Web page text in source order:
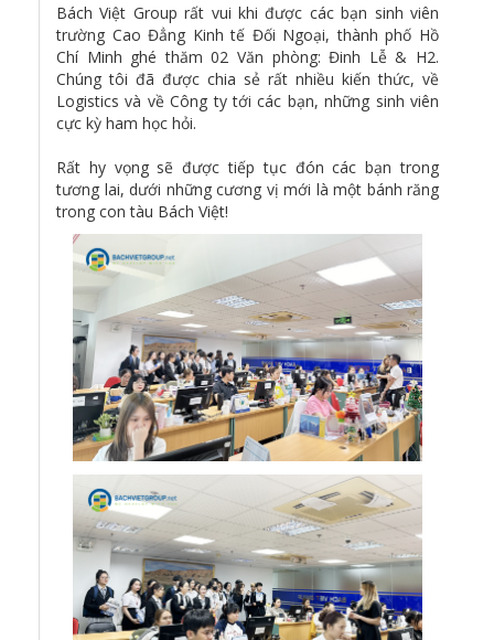
Bách Việt Group rất vui khi được các bạn sinh viên
trường Cao Đẳng Kinh tế Đối Ngoại, thành phố Hồ
Chí Minh ghé thăm 02 Văn phòng: Đinh Lễ & H2.
Chúng tôi đã được chia sẻ rất nhiều kiến thức, về
Logistics và về Công ty tới các bạn, những sinh viên
cực kỳ ham học hỏi.
Rất hy vọng sẽ được tiếp tục đón các bạn trong
tương lai, dưới những cương vị mới là một bánh răng
trong con tàu Bách Việt!